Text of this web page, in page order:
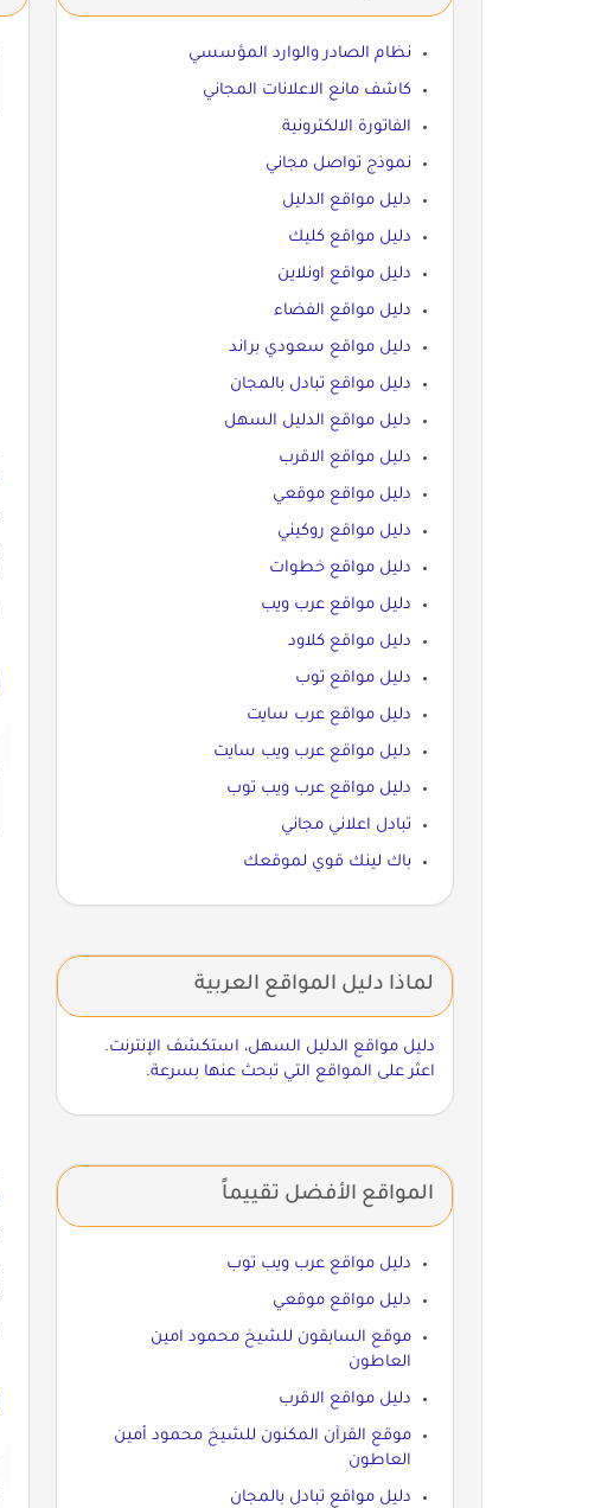
نظام الصادر والوارد المؤسسي
كاشف مانع الاعلانات المجاني
الفاتورة الالكترونية
نموذج تواصل مجاني
دليل مواقع الدليل
دليل مواقع كليك
دليل مواقع اونلاين
دليل مواقع الفضاء
دليل مواقع سعودي براند
دليل مواقع تبادل بالمجان
دليل مواقع الدليل السهل
دليل مواقع الاقرب
دليل مواقع موقعي
دليل مواقع روكيني
دليل مواقع خطوات
دليل مواقع عرب ويب
دليل مواقع كلاود
دليل مواقع توب
دليل مواقع عرب سايت
دليل مواقع عرب ويب سايت
دليل مواقع عرب ويب توب
تبادل اعلاني مجاني
باك لينك قوي لموقعك
لماذا دليل المواقع العربية
دليل مواقع الدليل السهل، استكشف الإنترنت.
اعثر على المواقع التي تبحث عنها بسرعة.
المواقع الأفضل تقييماً
دليل مواقع عرب ويب توب
دليل مواقع موقعي
موقع السابقون للشيخ محمود امين
العاطون
دليل مواقع الاقرب
موقع القرآن المكنون للشيخ محمود أمين
العاطون
دليل مواقع تبادل بالمجان